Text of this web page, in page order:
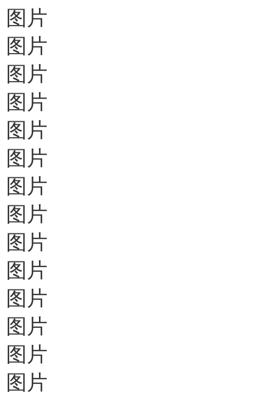
图片
图片
图片
图片
图片
图片
图片
图片
图片
图片
图片
图片
图片
图片